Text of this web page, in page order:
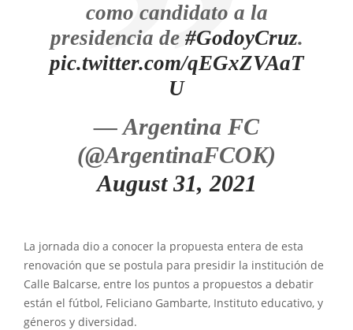
como candidato a la
presidencia de #GodoyCruz.
pic.twitter.com/qEGxZVAaT
U
— Argentina FC
(@ArgentinaFCOK)
August 31, 2021
La jornada dio a conocer la propuesta entera de esta
renovación que se postula para presidir la institución de
Calle Balcarse, entre los puntos a propuestos a debatir
están el fútbol, Feliciano Gambarte, Instituto educativo, y
géneros y diversidad.